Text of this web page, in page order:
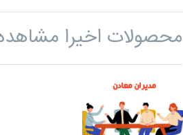
محصولات اخیرا